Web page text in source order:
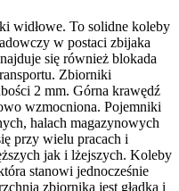
widłowe. To solidne koleby
w postaci zbijaka
się również blokada
Zbiorniki
2 mm. Górna krawędź
wzmocniona. Pojemniki
halach magazynowych
przy wielu pracach i
jak i lżejszych. Koleby
stanowi jednocześnie
zbiornika jest gładka i